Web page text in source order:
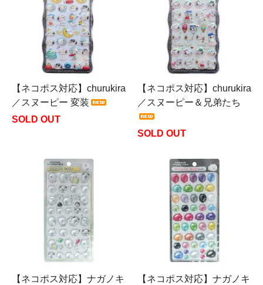
【ネコポス対応】churukira
／スヌーピー 変装
SOLD OUT
【ネコポス対応】churukira
／スヌーピー＆兄弟たち
SOLD OUT
【ネコポス対応】ナガノキ
【ネコポス対応】ナガノキ